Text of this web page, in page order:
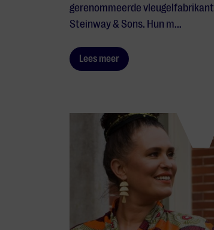
gerenommeerde vleugelfabrikant
Steinway & Sons. Hun m...
Lees meer